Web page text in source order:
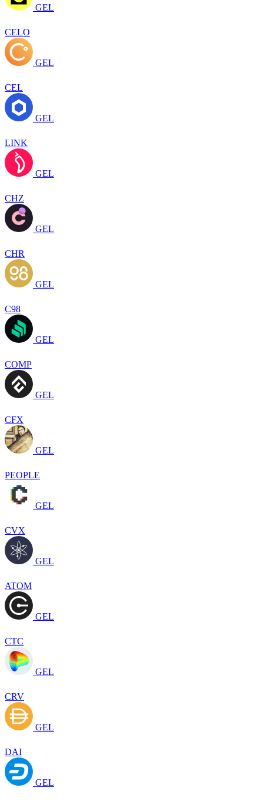
GEL
CELO
GEL
CEL
GEL
LINK
GEL
CHZ
GEL
CHR
GEL
C98
GEL
COMP
GEL
CFX
GEL
PEOPLE
GEL
CVX
GEL
ATOM
GEL
CTC
GEL
CRV
GEL
DAI
GEL